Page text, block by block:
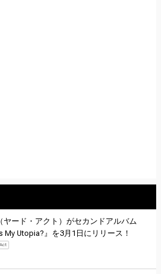
ヤード・アクト）がセカンドアルバム
My Utopia?』を3月1日にリリース！